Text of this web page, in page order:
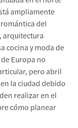
ampliamente
del
arquitectura
cocina y moda de
Europa no
pero abril
la ciudad debido
realizar en el
cómo planear